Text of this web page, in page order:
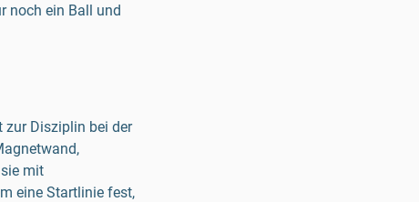
noch ein Ball und
zur Disziplin bei der
mit
eine Startlinie fest,